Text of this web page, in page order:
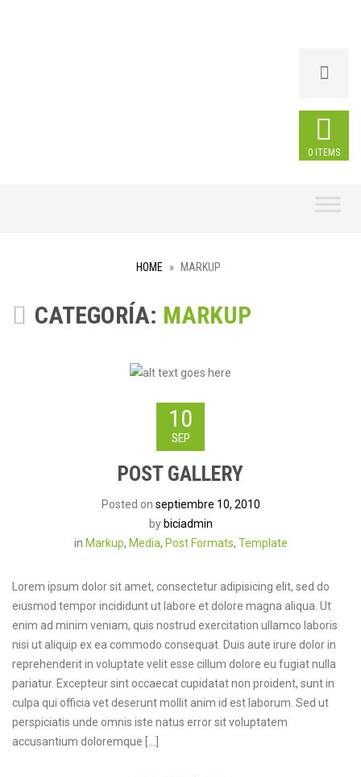
0 ITEMS
HOME » MARKUP
CATEGORÍA: MARKUP
10
SEP
POST GALLERY
Posted on septiembre 10, 2010
by biciadmin
in Markup, Media, Post Formats, Template
Lorem ipsum dolor sit amet, consectetur adipisicing elit, sed do
eiusmod tempor incididunt ut labore et dolore magna aliqua. Ut
enim ad minim veniam, quis nostrud exercitation ullamco laboris
nisi ut aliquip ex ea commodo consequat. Duis aute irure dolor in
reprehenderit in voluptate velit esse cillum dolore eu fugiat nulla
pariatur. Excepteur sint occaecat cupidatat non proident, sunt in
culpa qui officia vet deserunt mollit anim id est laborum. Sed ut
perspiciatis unde omnis iste natus error sit voluptatem
accusantium doloremque […]